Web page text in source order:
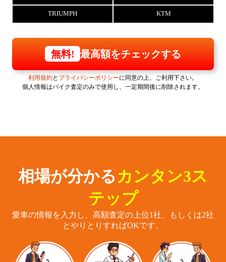
TRIUMPH KTM
無料! 最高額をチェックする
利用規約と プライバシーポリシーに同意の上、ご利用下さい。
個人情報はバイク査定のみで使用し、一定期間後に削除されます。
相場が分かる カンタン3ス
テップ
愛車の情報を入力し、高額査定の上位1社、もしくは2社
とやりとりすればOKです。